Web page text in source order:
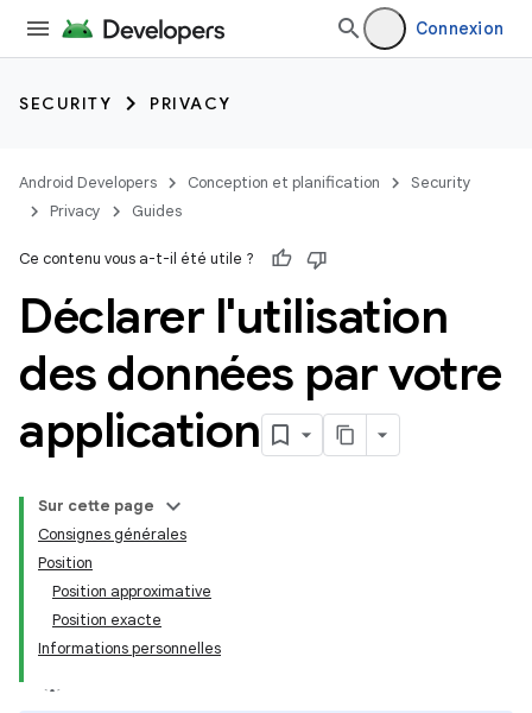
Connexion
SECURITY PRIVACY
Android Developers Conception et planification
Security
Privacy
Guides
Ce contenu vous a-t-il été utile ?
Déclarer l'utilisation
des données par votre
application
Sur cette page
Consignes générales
Position
Position approximative
Position exacte
Informations personnelles